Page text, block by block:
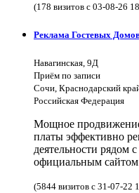
(178 визитов с 03-08-26
Реклама Гостевых
Навагинская, 9Д
Приём по записи
Сочи, Краснодарский
Российская Федерация
Мощное
платы эффективно
деятельности рядом
официальным
(5844 визитов с 31-07-22